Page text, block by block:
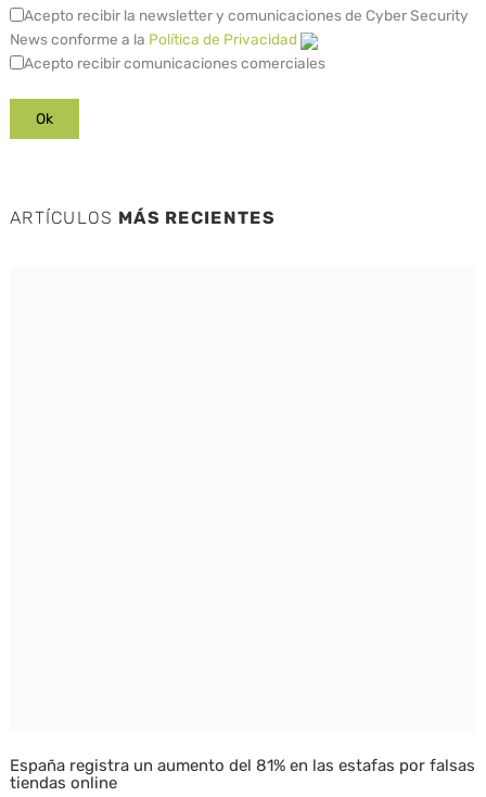
Acepto recibir la newsletter y comunicaciones de Cyber Security
News conforme a la Política de Privacidad
Acepto recibir comunicaciones comerciales
ARTÍCULOS MÁS RECIENTES
España registra un aumento del 81% en las estafas por falsas
tiendas online